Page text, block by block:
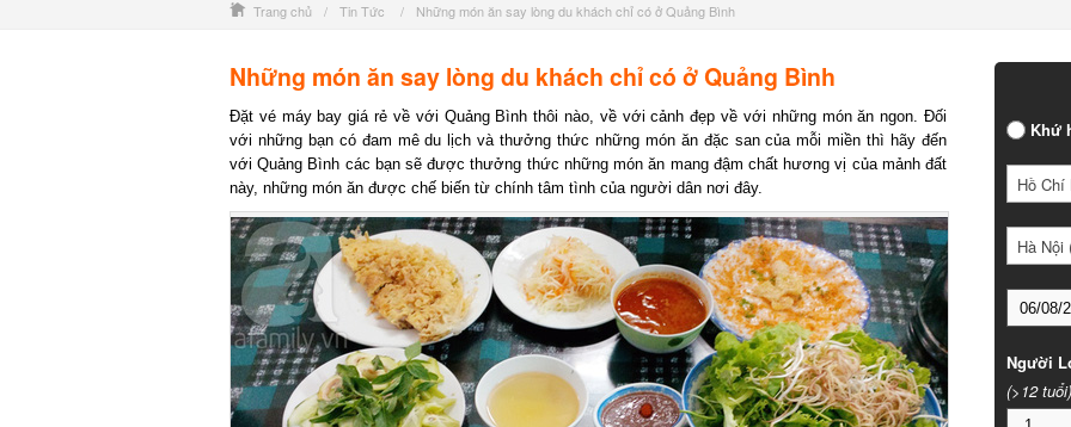
Trang chủ / Tin Tức / Những món ăn say lòng du khách chỉ có ở Quảng Bình
Những món ăn say lòng du khách chỉ có ở Quảng Bình
Đặt vé máy baygiá rẻ về với Quảng Bình thôi nào, về với cảnh đẹp về với những món ăn ngon. Đối
với những bạn có đam mê du lịch và thưởng thức những món ăn đặc san của mỗi miền thì hãy đến
với Quảng Bình các bạn sẽ được thưởng thức những món ăn mang đậm chất hương vị của mảnh đất
này, những món ăn được chế biến từ chính tâm tình của người dân nơi đây.
Khứ
Hồ Chí
Hà Nội
Người
(>12 tuổi)